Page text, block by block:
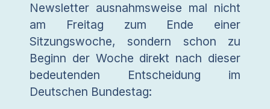
Newsletter ausnahmsweise mal nicht
am Freitag zum Ende einer
Sitzungswoche, sondern schon zu
Beginn der Woche direkt nach dieser
bedeutenden Entscheidung im
Deutschen Bundestag: